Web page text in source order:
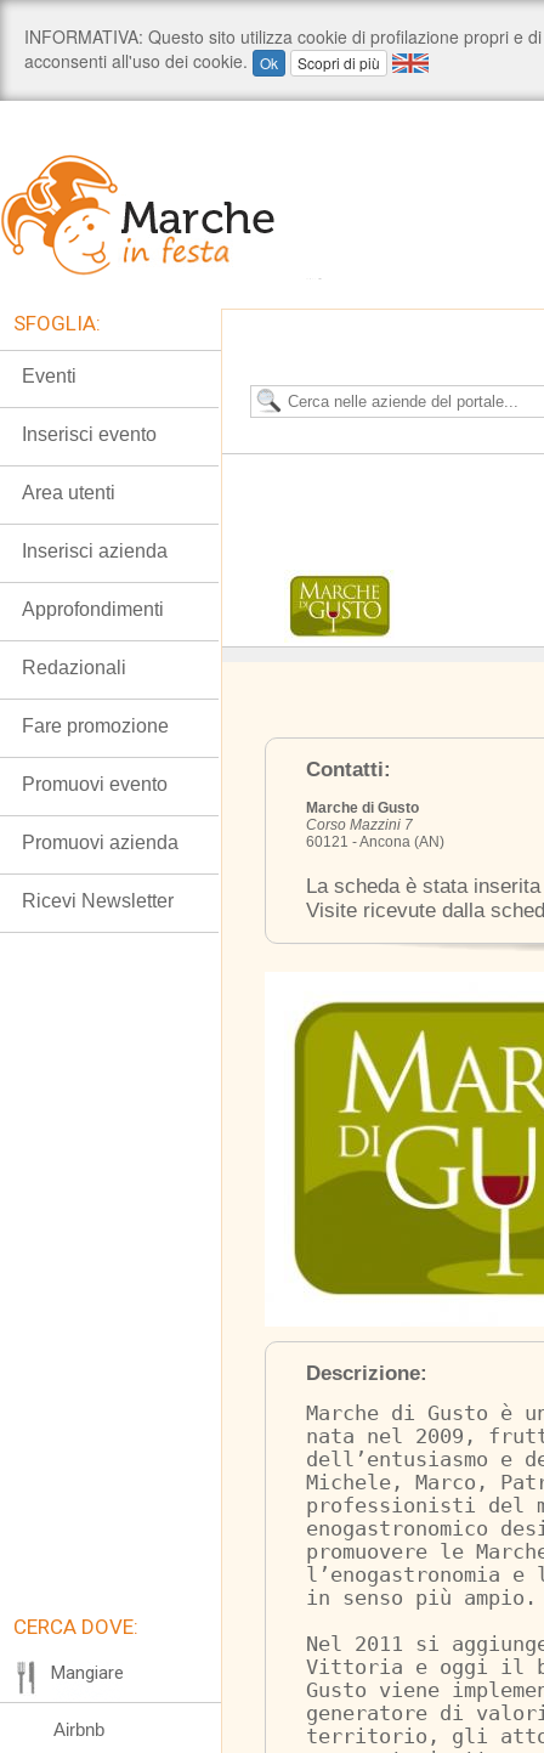
Contatti:
Marche di Gusto
Corso Mazzini 7
60121 - Ancona (AN)
La scheda è stata
Visite ricevute dalla
Descrizione:
Marche di Gusto è
nata nel 2009,
dell’entusiasmo
Michele, Marco,
professionisti del
enogastronomico
promuovere le
l’enogastronomia
in senso più ampio.
Nel 2011 si
Vittoria e oggi il
Gusto viene
generatore di
territorio, gli
SFOGLIA:
Eventi
Inserisci evento
Area utenti
Inserisci azienda
Approfondimenti
Redazionali
Fare promozione
Promuovi evento
Promuovi azienda
Ricevi Newsletter
CERCA DOVE:
Mangiare
Airbnb